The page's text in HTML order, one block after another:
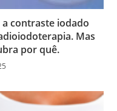
contraste iodado
Mas
por quê.